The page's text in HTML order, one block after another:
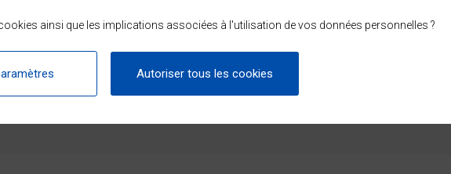
de l'expédition.
— voir les modalités dans lesconditions générales de vente.
ou en 2, 3 et 4 fois sans frais dès 99 € avec Alma.
ainsi que les implications associées à l'utilisation de vos données personnelles ?
Autoriser tous les cookies